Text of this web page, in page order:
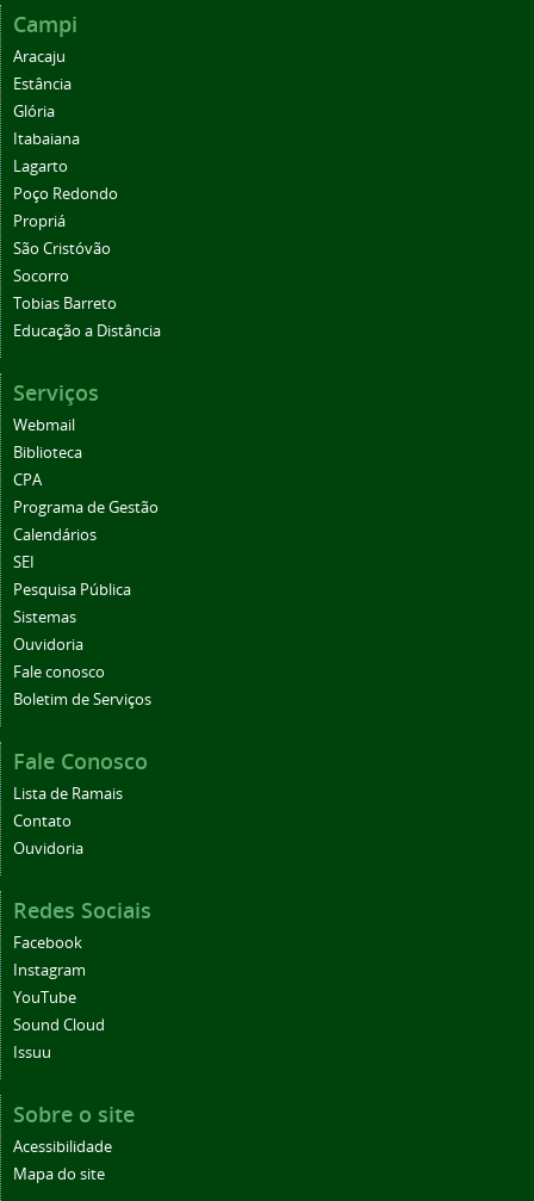
Campi
Aracaju
Estância
Glória
Itabaiana
Lagarto
Poço Redondo
Propriá
São Cristóvão
Socorro
Tobias Barreto
Educação a Distância
Serviços
Webmail
Biblioteca
CPA
Programa de Gestão
Calendários
SEI
Pesquisa Pública
Sistemas
Ouvidoria
Fale conosco
Boletim de Serviços
Fale Conosco
Lista de Ramais
Contato
Ouvidoria
Redes Sociais
Facebook
Instagram
YouTube
Sound Cloud
Issuu
Sobre o site
Acessibilidade
Mapa do site